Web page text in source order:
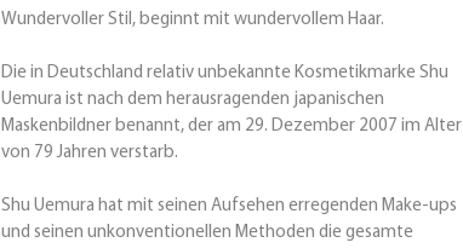
Wundervoller Stil, beginnt mit wundervollem Haar.
Die in Deutschland relativ unbekannte Kosmetikmarke Shu
Uemura ist nach dem herausragenden japanischen
Maskenbildner benannt, der am 29. Dezember 2007 im Alter
von 79 Jahren verstarb.
Shu Uemura hat mit seinen Aufsehen erregenden Make-ups
und seinen unkonventionellen Methoden die gesamte